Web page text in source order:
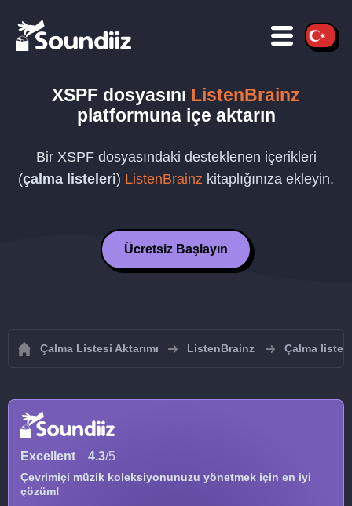
XSPF dosyasını ListenBrainz
platformuna içe aktarın
Bir XSPFdosyasındaki desteklenen içerikleri
(çalma listeleri) ListenBrainz kitaplığınıza ekleyin.
Ücretsiz Başlayın
Çalma Listesi Aktarımı ListenBrainz Çalma
Excellent 4.3/5
Çevrimiçi müzik koleksiyonunuzu yönetmek için en iyi
çözüm!